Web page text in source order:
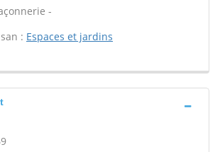
-
: Espaces et jardins